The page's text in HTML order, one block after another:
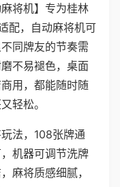
将机】专为桂林
配，自动麻将机可
同牌友的节奏需
不易褪色，桌面
用，都能随时随
轻松。
法，108张牌通
机器可调节洗牌
麻将质感细腻，